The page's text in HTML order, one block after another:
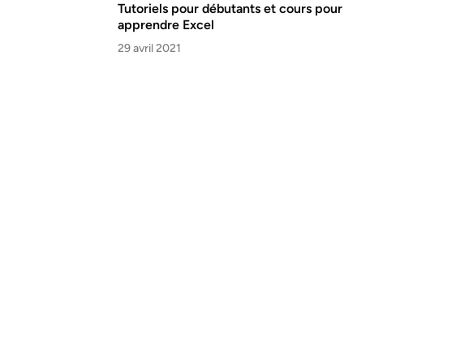
Tutoriels pour débutants et cours pour
apprendre Excel
29 avril 2021